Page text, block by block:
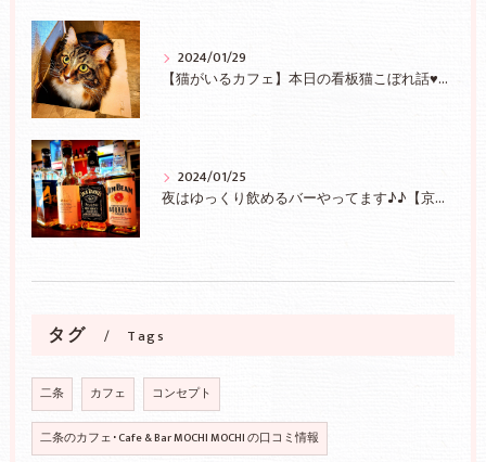
2024/01/29
【猫がいるカフェ】本日の看板猫こぼれ話♥【京都/二条】
2024/01/25
夜はゆっくり飲めるバーやってます♪♪【京都/二条】
タグ Tags
二条 カフェ コンセプト
二条のカフェ･Cafe & Bar MOCHI MOCHI の口コミ情報